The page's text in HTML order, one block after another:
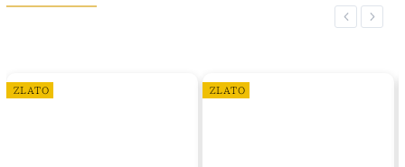
Previous
ZLATO ZLATO
Next